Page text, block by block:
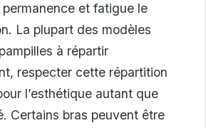
et fatigue le
La plupart des modèles
à répartir
respecter cette répartition
l’esthétique autant que
Certains bras peuvent être